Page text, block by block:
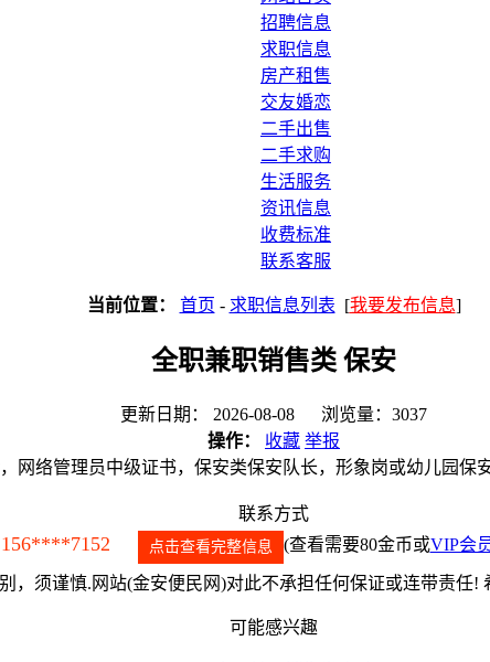
招聘信息
求职信息
房产租售
交友婚恋
二手出售
二手求购
生活服务
资讯信息
收费标准
联系客服
当前位置： 首页 - 求职信息列表 [我要发布信息]
全职兼职销售类 保安
更新日期： 2026-08-08 浏览量：3037
操作：
收藏 举报
网络管理员中级证书，保安类保安队长，形象岗或幼儿园保
联系方式
156****7152 点击查看完整信息 (查看需要80金币或VIP会
，须谨慎.网站(金安便民网)对此不承担任何保证或连带责任!
可能感兴趣